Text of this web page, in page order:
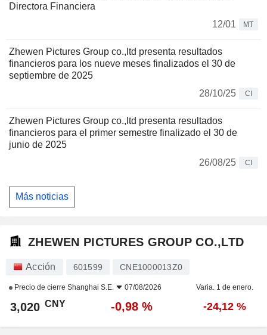
Directora Financiera
12/01
MT
Zhewen Pictures Group co.,ltd presenta resultados
financieros para los nueve meses finalizados el 30 de
septiembre de 2025
28/10/25
CI
Zhewen Pictures Group co.,ltd presenta resultados
financieros para el primer semestre finalizado el 30 de
junio de 2025
26/08/25
CI
Más noticias
ZHEWEN PICTURES GROUP CO.,LTD
Acción 601599 CNE1000013Z0
Precio de cierre Shanghai S.E. 07/08/2026 Varia. 1 de enero.
3,020 CNY -0,98 % -24,12 %